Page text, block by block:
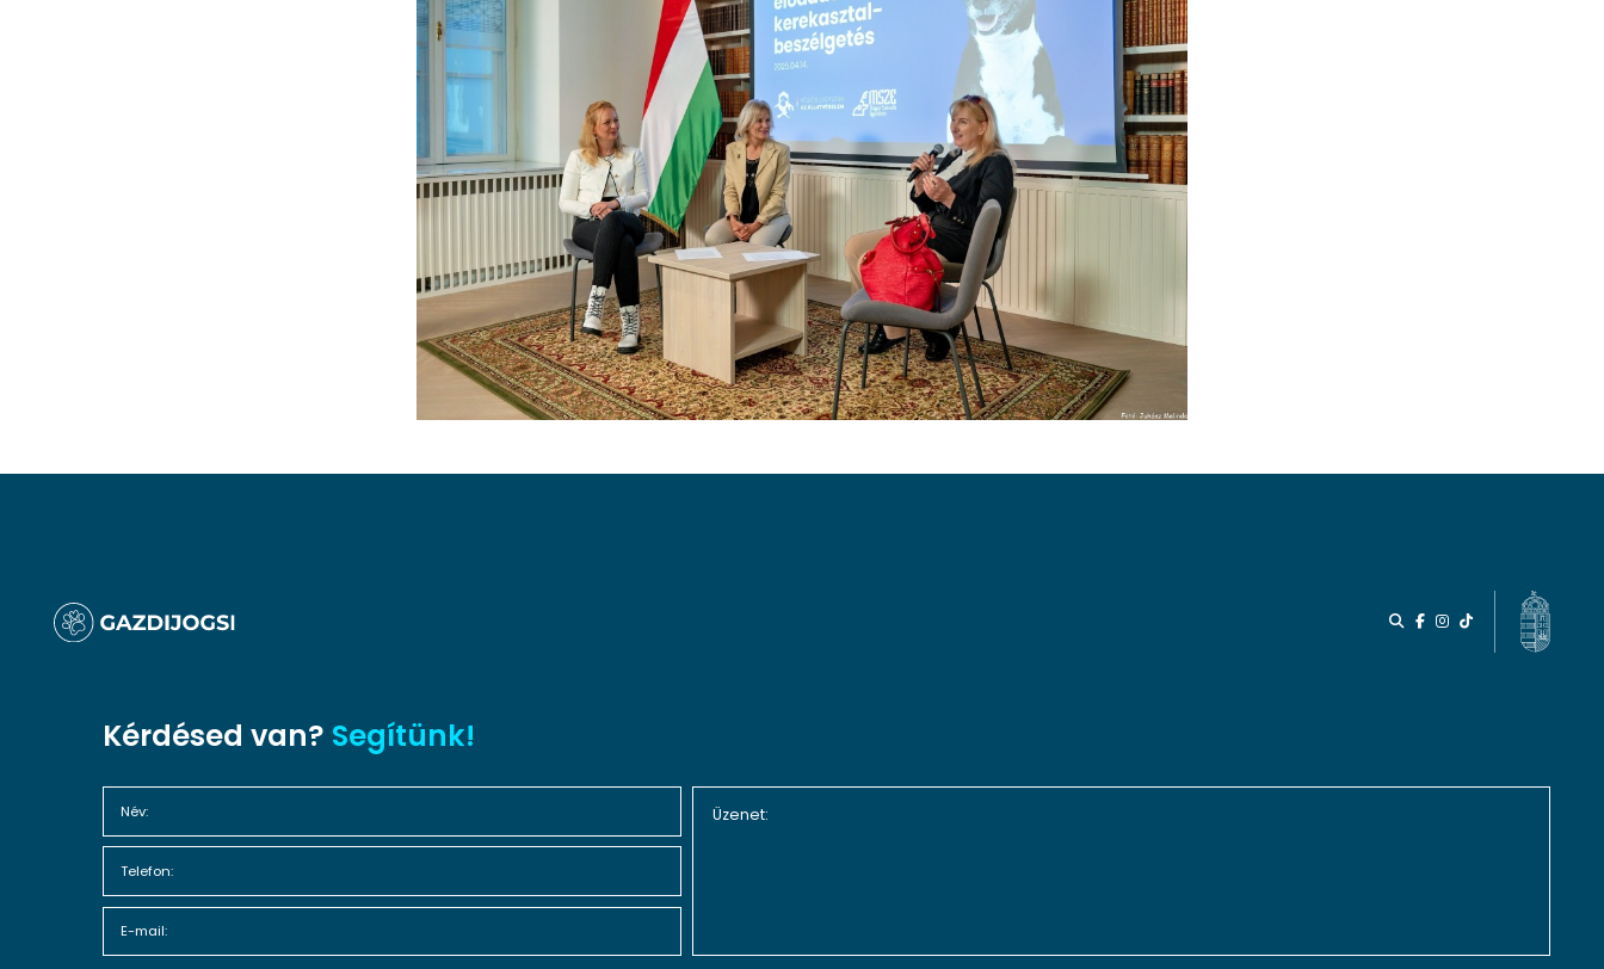
Kérdésed van? Segítünk!